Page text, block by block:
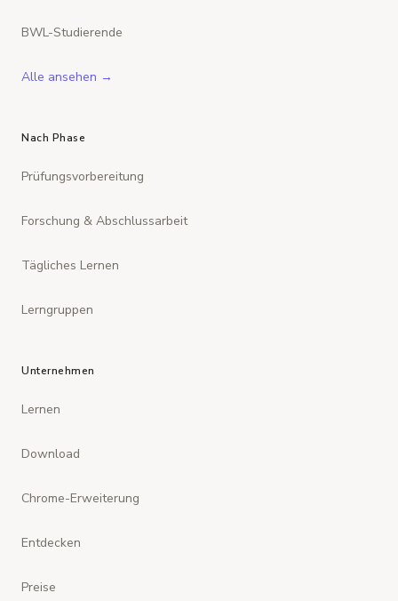
BWL-Studierende
Alle ansehen →
Nach Phase
Prüfungsvorbereitung
Forschung & Abschlussarbeit
Tägliches Lernen
Lerngruppen
Unternehmen
Lernen
Download
Chrome-Erweiterung
Entdecken
Preise